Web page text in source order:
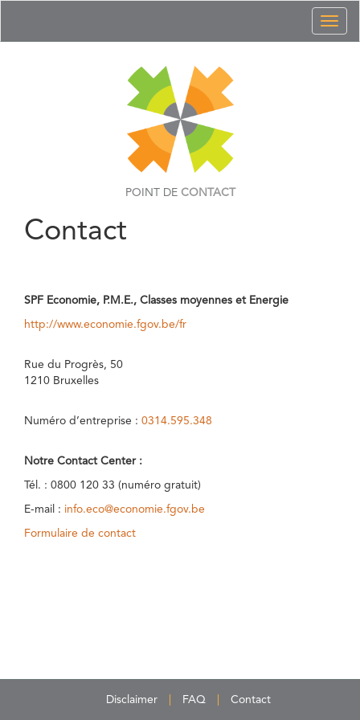
POINT DE CONTACT
Contact
SPF Economie, P.M.E., Classes moyennes et Energie
http://www.economie.fgov.be/fr
Rue du Progrès, 50
1210 Bruxelles
Numéro d’entreprise : 0314.595.348
Notre Contact Center :
Tél. : 0800 120 33 (numéro gratuit)
E-mail : info.eco@economie.fgov.be
Formulaire de contact
Disclaimer FAQ Contact